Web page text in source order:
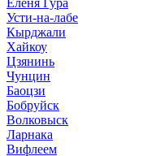
Еленя Гура
Усти-на-лабе
Кырджали
Хайкоу
Цзянинь
Чунцин
Баоцзи
Бобруйск
Волковыск
Ларнака
Вифлеем